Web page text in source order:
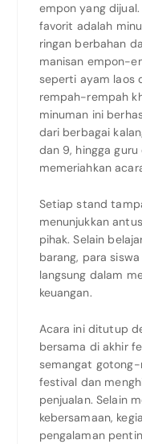
empon yang
favorit adalah
ringan berbahan
manisan empon-
seperti ayam laos
rempah-rempah
minuman ini
dari berbagai
dan 9, hingga
memeriahkan
Setiap stand
menunjukkan
pihak. Selain
barang, para
langsung dalam
keuangan.
Acara ini ditutup
bersama di akhir
semangat gotong-
festival dan
penjualan. Selain
kebersamaan,
pengalaman